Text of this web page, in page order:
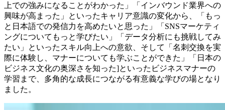
上での強みになることがわかった」「インバウンド業界への
興味が高まった」といったキャリア意識の変化から、「もっ
と日本語での発信力を高めたいと思った」「SNSマーケティ
ングについてもっと学びたい」「データ分析にも挑戦してみ
たい」といったスキル向上への意欲、そして「名刺交換を実
際に体験し、マナーについても学ぶことができた」「日本の
ビジネス文化の奥深さを知った]といったビジネスマナーの
学習まで、多角的な成長につながる有意義な学びの場となり
ました。